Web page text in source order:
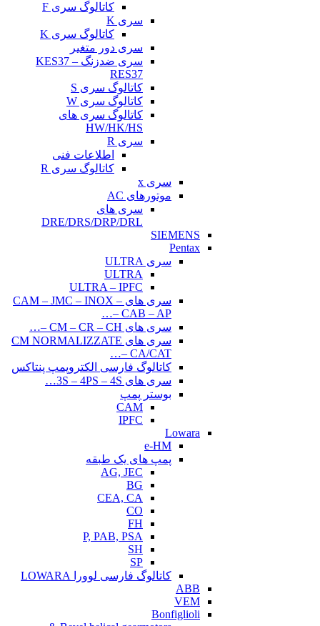
کاتالوگ سری F
سری K
کاتالوگ سری K
سری دور متغیر
سری ضدزنگ KES37 –
RES37
کاتالوگ سری S
کاتالوگ سری W
کاتالوگ سری های
HW/HK/HS
سری R
اطلاعات فنی
کاتالوگ سری R
سری x
موتورهای AC
سری های
DRE/DRS/DRP/DRL
SIEMENS
Pentax
سری ULTRA
ULTRA
ULTRA – IPFC
سری های CAM – JMC – INOX –
CAB – AP –…
سری های CM – CR – CH –…
سری های CM NORMALIZZATE
– CA/CAT…
کاتالوگ فارسی الکتروپمپ پنتاکس
سری های 3S – 4PS – 4S…
بوستر پمپ
CAM
IPFC
Lowara
e-HM
پمپ های یک طبقه
AG, JEC
BG
CEA, CA
CO
FH
P, PAB, PSA
SH
SP
کاتالوگ فارسی لوورا LOWARA
ABB
VEM
Bonfiglioli